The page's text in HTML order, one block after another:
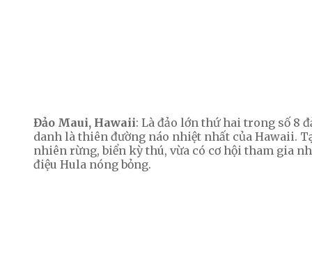
Đảo Maui, Hawaii: Là đảo lớn thứ hai trong số 8
danh là thiên đường náo nhiệt nhất của Hawaii.
nhiên rừng, biển kỳ thú, vừa có cơ hội tham gia
điệu Hula nóng bỏng.